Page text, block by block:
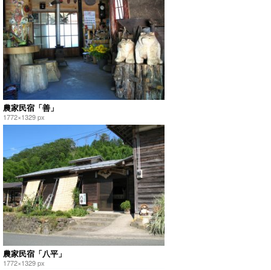
農家民宿「善」
1772×1329 px
農家民宿「八平」
1772×1329 px